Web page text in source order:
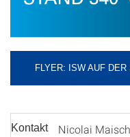
FLYER: ISW AUF DER
Kontakt
Nicolai